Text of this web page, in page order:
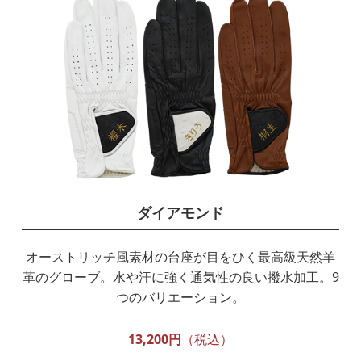
ダイアモンド
オーストリッチ風素材の台座が目をひく最高級天然羊
革のグローブ。水や汗に強く通気性の良い撥水加工。9
つのバリエーション。
13,200円 （税込）